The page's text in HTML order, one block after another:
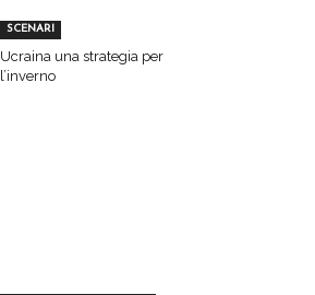
SCENARI
Ucraina una strategia per
l’inverno